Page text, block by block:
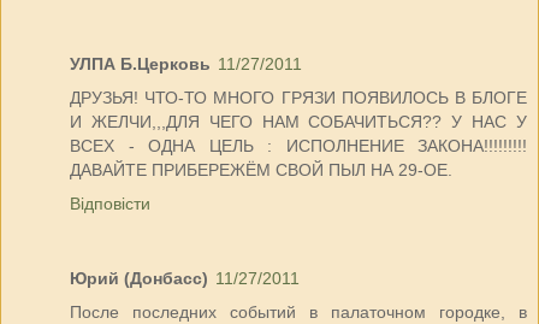
УЛПА Б.Церковь 11/27/2011
ДРУЗЬЯ! ЧТО-ТО МНОГО ГРЯЗИ ПОЯВИЛОСЬ В БЛОГЕ
И ЖЕЛЧИ,,,ДЛЯ ЧЕГО НАМ СОБАЧИТЬСЯ?? У НАС У
ВСЕХ - ОДНА ЦЕЛЬ : ИСПОЛНЕНИЕ ЗАКОНА!!!!!!!!!
ДАВАЙТЕ ПРИБЕРЕЖЁМ СВОЙ ПЫЛ НА 29-ОЕ.
Відповісти
Юрий (Донбасс) 11/27/2011
После последних событий в палаточном городке, в